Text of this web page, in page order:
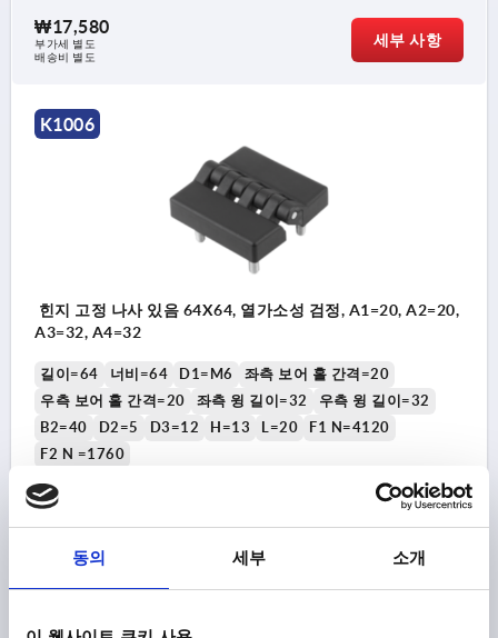
동의 세부 소개
₩17,580
부가세 별도
배송비 별도
세부 사항
K1006
힌지 고정 나사 있음 64X64, 열가소성 검정, A1=20, A2=20,
A3=32, A4=32
길이=64 너비=64 D1=M6
좌측 보어 홀 간격=20
우측 보어 홀 간격=20
좌측 윙 길이=32
우측 윙 길이=32
B2=40
D2=5 D3=12 H=13 L=20
F1 N=4120
F2 N =1760
주문 번호:
부가세 별도
세부 사항